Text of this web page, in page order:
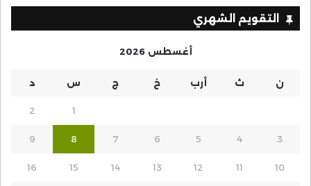
التقويم الشهري
أغسطس 2026
ن ث أرب خ ج س د
1
2
3
4
5
6
7
8
9
10
11
12
13
14
15
16